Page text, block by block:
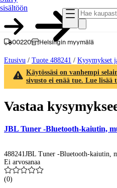
sisältöön
00220 Helsingin myymälä
Etusivu / Tuote 488241 / Kysymykset
Käytössäsi on vanhempi
sivusto ei enää tue. Lue lisää
Vastaa
JBL Tuner -Bluetooth-kaiutin,
488241 JBL Tuner -Bluetooth-kaiutin,
Ei arvosanaa
(0)